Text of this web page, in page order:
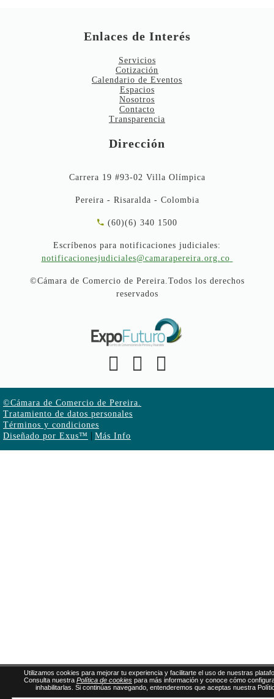
Enlaces de Interés
Servicios
Cotización
Calendario de Eventos
Espacios
Nosotros
Contacto
Transparencia
Dirección
Carrera 19 #93-02 Villa Olímpica
Pereira - Risaralda - Colombia
(60)(6) 340 1500
Escríbenos para notificaciones judiciales:
notificacionesjudiciales@camarapereira.org.co
©Cámara de Comercio de Pereira.Todos los derechos
reservados
©Cámara de Comercio de Pereira.
Tratamiento de datos personales
Términos y condiciones
Diseñado por Exus™ | Más Info
Utilizamos cookies para mejorar tu experiencia y facilitarte el uso de nuestras
Consulta nuestra Política de cookies para más información y conoce cómo
inhabilitarlas. Si continúas navegando, entenderemos que aceptas nuestra